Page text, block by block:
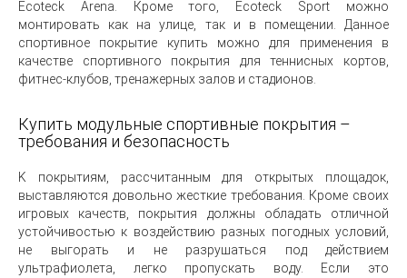
Ecoteck Arena. Кроме того, Ecoteck Sport можно
монтировать как на улице, так и в помещении. Данное
спортивное покрытие купить можно для применения в
качестве спортивного покрытия для теннисных кортов,
фитнес-клубов, тренажерных залов и стадионов.
Купить модульные спортивные покрытия –
требования и безопасность
K покрытиям, рассчитанным для открытых площадок,
выставляются довольно жесткие требования. Кроме своих
игровых качеств, покрытия должны обладать отличной
устойчивостью к воздействию разных погодных условий,
не выгорать и не разрушаться под действием
ультрафиолета, легко пропускать воду. Если это